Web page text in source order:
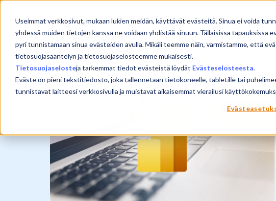
Useimmat verkkosivut, mukaan lukien meidän, käyttävät evästeitä. Sinua ei voida
yhdessä muiden tietojen kanssa ne voidaan yhdistää sinuun. Tällaisissa tapauksissa
pyri tunnistamaan sinua evästeiden avulla. Mikäli teemme näin, varmistamme, että
tietosuojasääntelyn ja tietosuojaselosteemme mukaisesti.
Tietosuojaselosteja tarkemmat tiedot evästeistä löydät Evästeselosteesta.
Eväste on pieni tekstitiedosto, joka tallennetaan tietokoneelle, tabletille tai
tunnistavat laitteesi verkkosivulla ja muistavat aikaisemmat vierailusi
Skip
content